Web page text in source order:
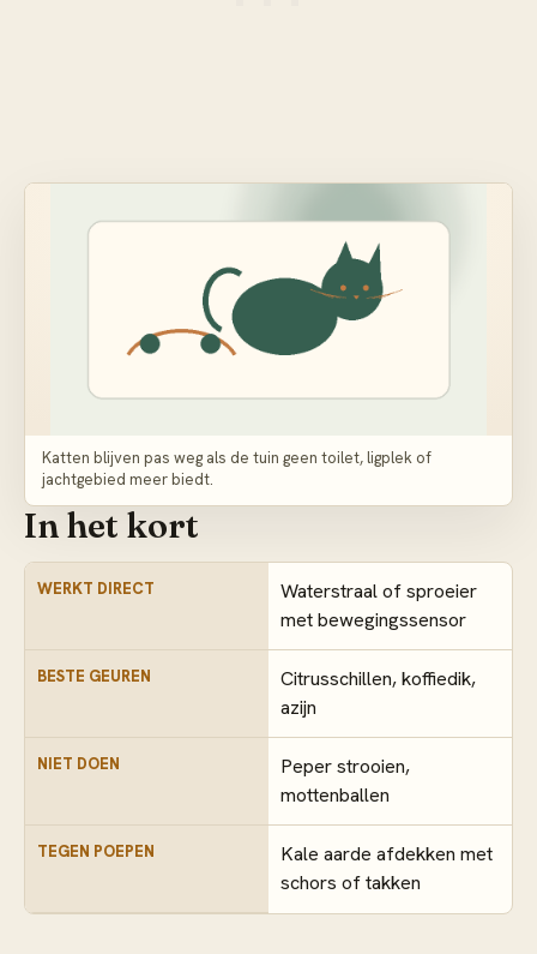
Katten blijven pas weg als de tuin geen toilet, ligplek of
jachtgebied meer biedt.
In het kort
WERKT DIRECT
Waterstraal of sproeier
met bewegingssensor
BESTE GEUREN
Citrusschillen, koffiedik,
azijn
NIET DOEN
Peper strooien,
mottenballen
TEGEN POEPEN
Kale aarde afdekken met
schors of takken